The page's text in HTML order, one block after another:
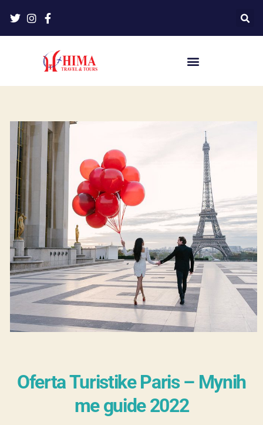
Oferta Turistike Paris – Mynih
me guide 2022